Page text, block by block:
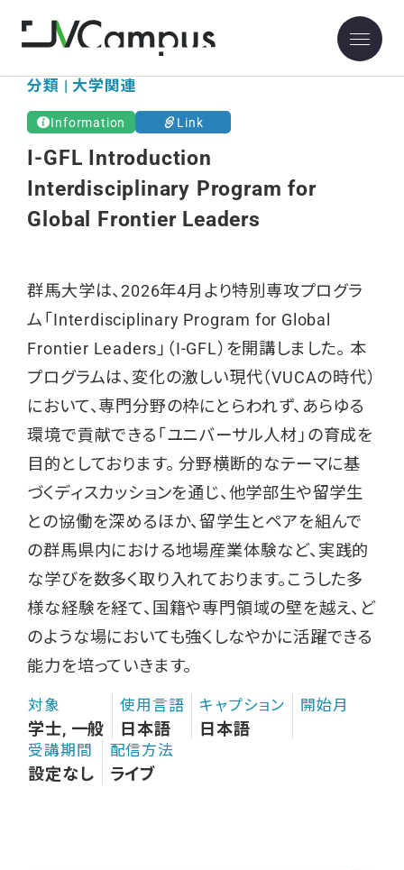
分類 | 大学関連
Information Link
I-GFL Introduction
Interdisciplinary Program for
Global Frontier Leaders
群馬大学は、2026年4月より特別専攻プログラ
ム「Interdisciplinary Program for Global
Frontier Leaders」（I-GFL）を開講しました。 本
プログラムは、変化の激しい現代（VUCAの時代）
において、専門分野の枠にとらわれず、あらゆる
環境で貢献できる「ユニバーサル人材」の育成を
目的としております。 分野横断的なテーマに基
づくディスカッションを通じ、他学部生や留学生
との協働を深めるほか、留学生とペアを組んで
の群馬県内における地場産業体験など、実践的
な学びを数多く取り入れております。こうした多
様な経験を経て、国籍や専門領域の壁を越え、ど
のような場においても強くしなやかに活躍できる
能力を培っていきます。
対象
学士, 一般
使用言語
日本語
キャプション
日本語
開始月
受講期間
設定なし
配信方法
ライブ